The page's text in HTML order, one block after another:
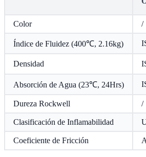
Color /
Índice de Fluidez (400℃, 2.16kg)
Densidad
Absorción de Agua (23℃, 24Hrs)
Dureza Rockwell /
Clasificación de Inflamabilidad
Coeficiente de Fricción